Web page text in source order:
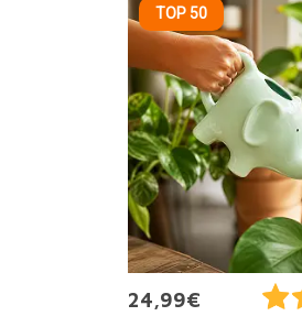
TOP 50
24,99€